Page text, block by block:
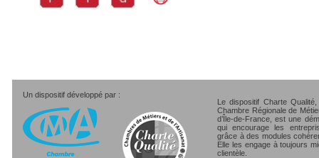
Un dispositif développé par :
Le dispositif Charte
Chambre Régionale de
d’Île-de-France, est une
qui encourage les
grâce à des modules
Elle les engage à toujours
clientèle.